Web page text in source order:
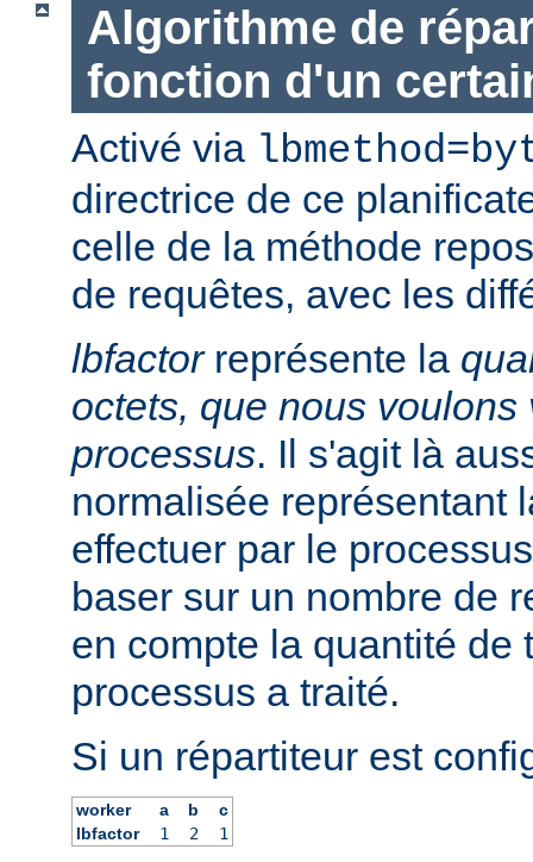
Algorithme de
fonction d'un
Activé via
directrice de ce
celle de la méthode
de requêtes, avec les
lbfactorreprésente la
octets, que nous
processus. Il s'agit là
normalisée représentant
effectuer par le
baser sur un nombre de
en compte la quantité de
processus a traité.
Si un répartiteur est
worker a b
c
lbfactor
1 2 1